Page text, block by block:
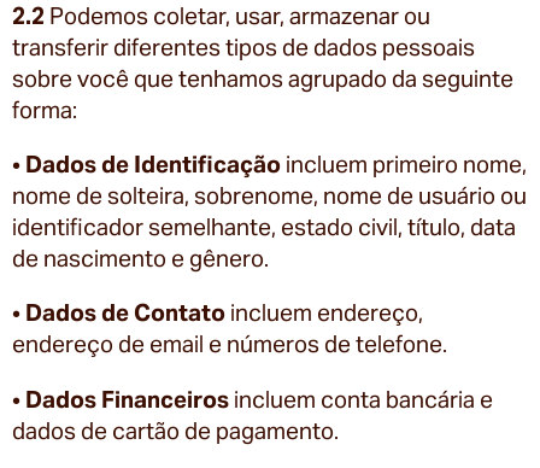
2.2 Podemos coletar, usar, armazenar ou
transferir diferentes tipos de dados pessoais
sobre você que tenhamos agrupado da seguinte
forma:
• Dados de Identificação incluem primeiro nome,
nome de solteira, sobrenome, nome de usuário ou
identificador semelhante, estado civil, título, data
de nascimento e gênero.
• Dados de Contato incluem endereço,
endereço de email e números de telefone.
• Dados Financeiros incluem conta bancária e
dados de cartão de pagamento.